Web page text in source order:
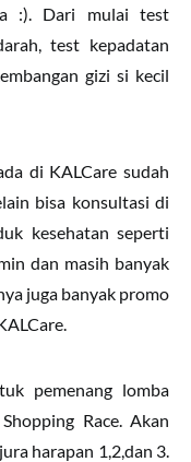
:). Dari mulai test
test kepadatan
gizi si kecil
di KALCare sudah
bisa konsultasi di
kesehatan seperti
dan masih banyak
juga banyak promo
pemenang lomba
Race. Akan
harapan 1,2,dan 3.